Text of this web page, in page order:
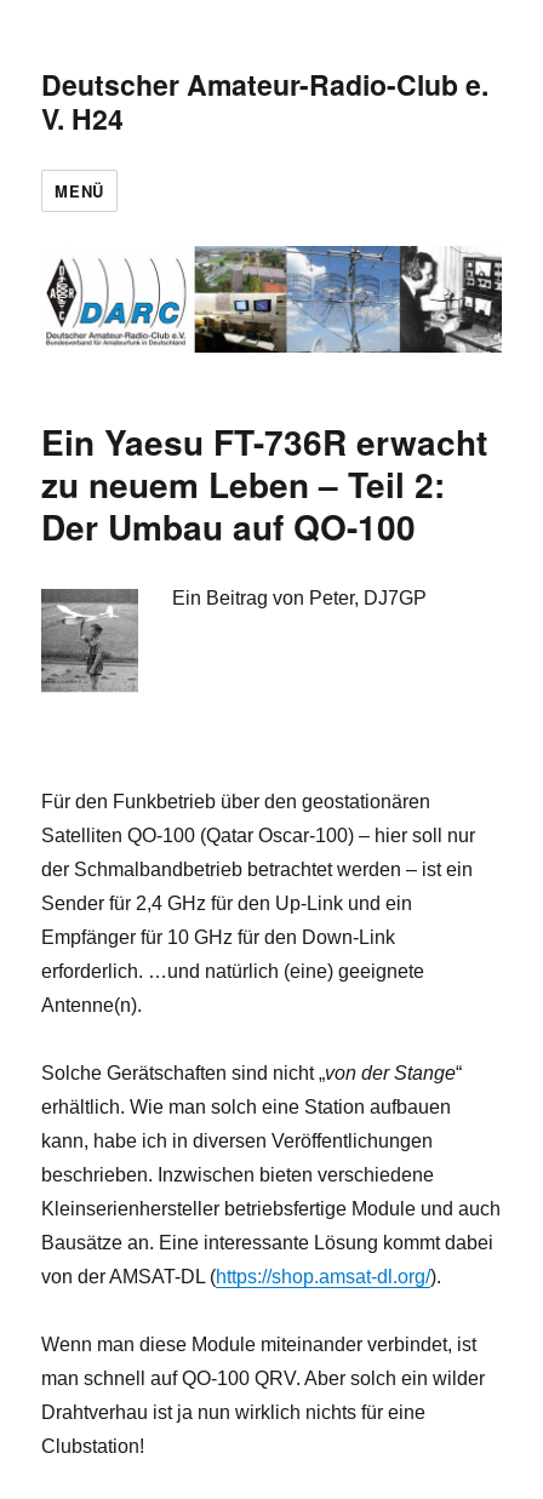
Deutscher Amateur-Radio-Club e.
V. H24
MENÜ
Ein Yaesu FT-736R erwacht
zu neuem Leben – Teil 2:
Der Umbau auf QO-100
Ein Beitrag von Peter, DJ7GP
Für den Funkbetrieb über den geostationären
Satelliten QO-100 (Qatar Oscar-100) – hier soll nur
der Schmalbandbetrieb betrachtet werden – ist ein
Sender für 2,4 GHz für den Up-Link und ein
Empfänger für 10 GHz für den Down-Link
erforderlich. …und natürlich (eine) geeignete
Antenne(n).
Solche Gerätschaften sind nicht „von der Stange“
erhältlich. Wie man solch eine Station aufbauen
kann, habe ich in diversen Veröffentlichungen
beschrieben. Inzwischen bieten verschiedene
Kleinserienhersteller betriebsfertige Module und auch
Bausätze an. Eine interessante Lösung kommt dabei
von der AMSAT-DL (https://shop.amsat-dl.org/).
Wenn man diese Module miteinander verbindet, ist
man schnell auf QO-100 QRV. Aber solch ein wilder
Drahtverhau ist ja nun wirklich nichts für eine
Clubstation!